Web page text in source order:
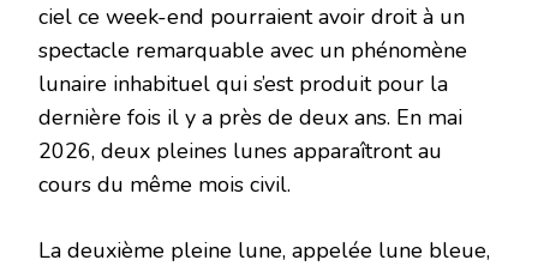
ciel ce week-end pourraient avoir droit à un
spectacle remarquable avec un phénomène
lunaire inhabituel qui s’est produit pour la
dernière fois il y a près de deux ans. En mai
2026, deux pleines lunes apparaîtront au
cours du même mois civil.
La deuxième pleine lune, appelée lune bleue,